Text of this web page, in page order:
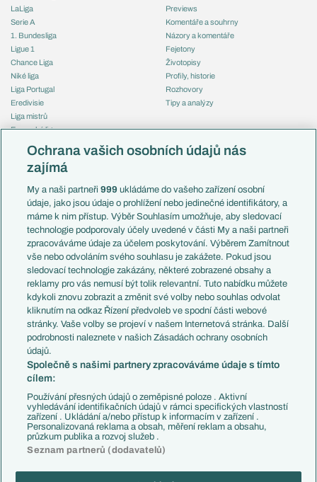
LaLiga
Serie A
1. Bundesliga
Ligue 1
Chance Liga
Niké liga
Liga Portugal
Eredivisie
Liga mistrů
Evropská liga
Mistrovství světa
Liga národů
Témata
Představení týmů MS
EuroSkauting
PL v kostce
Evropské koeficienty
Přestupy
Přestupové spekulace
Zranění
Kluby
Arsenal FC
Chelsea FC
Manchester United
AC Milán
Juventus FC
Bayern Mnichov
FC Barcelona
Real Madrid
Previews
Komentáře a souhrny
Názory a komentáře
Fejetony
Životopisy
Profily, historie
Rozhovory
Tipy a analýzy
Česko
Francie
Itálie
Německo
Španělsko
Argentina
Brazílie
Přestupy
Zápasy
Livescore
Tipovací soutěž
Ochrana vašich osobních údajů nás
zajímá
My a naši partneři999 ukládáme do vašeho zařízení osobní
údaje, jako jsou údaje o prohlížení nebo jedinečné identifikátory, a
máme k nim přístup. Výběr Souhlasím umožňuje, aby sledovací
technologie podporovaly účely uvedené v části My a naši partneři
zpracováváme údaje za účelem poskytování. Výběrem Zamítnout
vše nebo odvoláním svého souhlasu je zakážete. Pokud jsou
sledovací technologie zakázány, některé zobrazené obsahy a
reklamy pro vás nemusí být tolik relevantní. Tuto nabídku můžete
kdykoli znovu zobrazit a změnit své volby nebo souhlas odvolat
kliknutím na odkaz Řízení předvoleb ve spodní části webové
stránky. Vaše volby se projeví v našem Internetová stránka. Další
podrobnosti naleznete v našich Zásadách ochrany osobních
údajů.
Společně s našimi partnery zpracováváme údaje s tímto
cílem:
Používání přesných údajů o zeměpisné poloze . Aktivní
vyhledávání identifikačních údajů v rámci specifických vlastností
zařízení . Ukládání a/nebo přístup k informacím v zařízení .
Personalizovaná reklama a obsah, měření reklam a obsahu,
průzkum publika a rozvoj služeb .
Seznam partnerů (dodavatelů)